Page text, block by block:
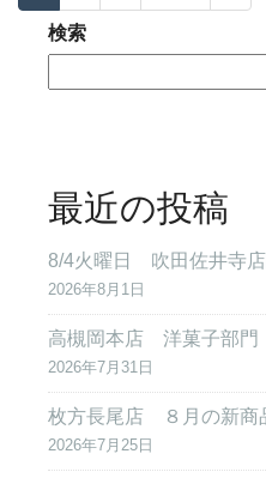
検索
最近の投稿
8/4火曜日 吹田佐井寺
2026年8月1日
高槻岡本店 洋菓子部
2026年7月31日
枚方長尾店 ８月の新商
2026年7月25日